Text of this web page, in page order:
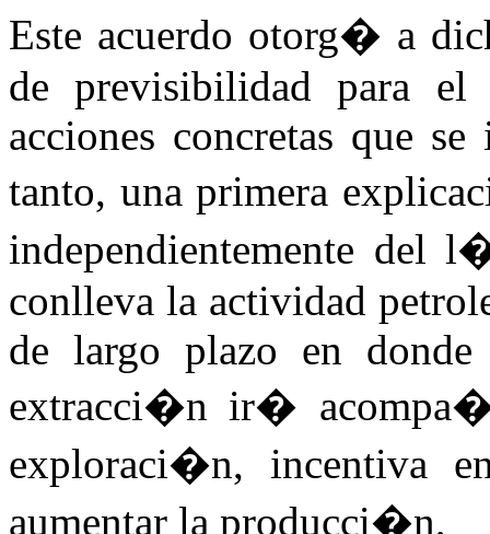
Este acuerdo otorg� a
de previsibilidad para
acciones concretas que
tanto, una primera
independientemente del
conlleva la actividad
de largo plazo en
extracci�n ir�
exploraci�n, incentiva
aumentar la producci�n,